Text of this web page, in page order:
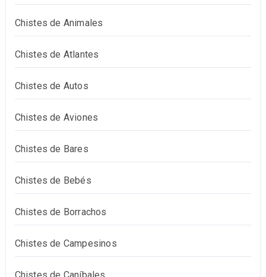
Chistes de Animales
Chistes de Atlantes
Chistes de Autos
Chistes de Aviones
Chistes de Bares
Chistes de Bebés
Chistes de Borrachos
Chistes de Campesinos
Chistes de Caníbales